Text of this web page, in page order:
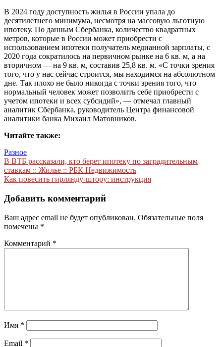
В 2024 году доступность жилья в России упала до
десятилетнего минимума, несмотря на массовую льготную
ипотеку. По данным Сбербанка, количество квадратных
метров, которые в России может приобрести с
использованием ипотеки получатель медианной зарплаты, с
2020 года сократилось на первичном рынке на 6 кв. м, а на
вторичном — на 9 кв. м, составив 25,8 кв. м. «С точки зрения
того, что у нас сейчас строится, мы находимся на абсолютном
дне. Так плохо не было никогда с точки зрения того, что
нормальный человек может позволить себе приобрести с
учетом ипотеки и всех субсидий», — отмечал главный
аналитик Сбербанка, руководитель Центра финансовой
аналитики банка Михаил Матовников.
Читайте также:
Разное
Навигация
по
В ВТБ рассказали, кто берет ипотеку по заградительным
ставкам :: Жилье :: РБК Недвижимость
Как повесить гирлянду-штору: инструкция
Добавить комментарий
Ваш адрес email не будет опубликован. Обязательные поля
помечены *
Комментарий *
Имя *
Email *